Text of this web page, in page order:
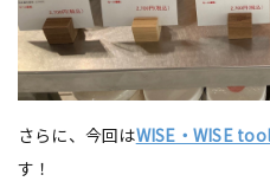
さらに、今回はWISE・WISE
す！